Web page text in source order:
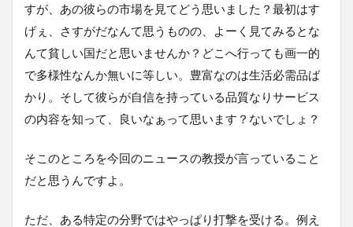
すが、あの彼らの市場を見てどう思いました？最初はす
げぇ、さすがだなんて思うものの、よーく見てみるとな
んて貧しい国だと思いませんか？どこへ行っても画一的
で多様性なんか無いに等しい。豊富なのは生活必需品ば
かり。そして彼らが自信を持っている品質なりサービス
の内容を知って、良いなぁって思います？ないでしょ？
そこのところを今回のニュースの教授が言っていること
だと思うんですよ。
ただ、ある特定の分野ではやっぱり打撃を受ける。例え